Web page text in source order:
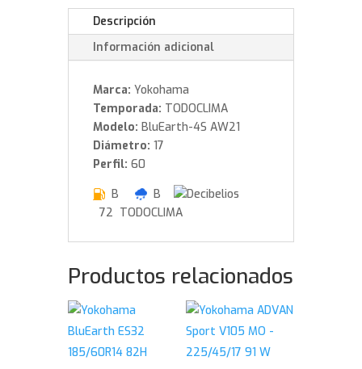
Descripción
Información adicional
Marca: Yokohama
Temporada: TODOCLIMA
Modelo: BluEarth-4S AW21
Diámetro: 17
Perfil: 60
B
B
72 TODOCLIMA
Productos relacionados